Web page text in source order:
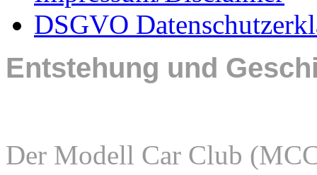
DSGVO
Entstehung und
Der Modell Car Club